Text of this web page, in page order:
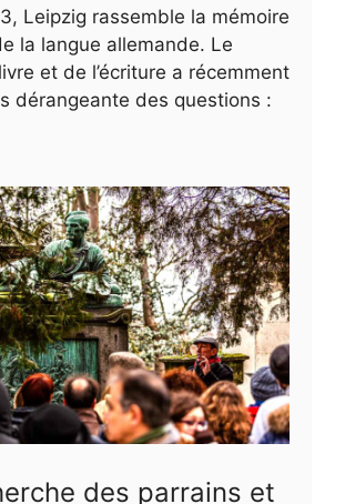
Leipzig rassemble la mémoire
la langue allemande. Le
et de l’écriture a récemment
dérangeante des questions :
des parrains et